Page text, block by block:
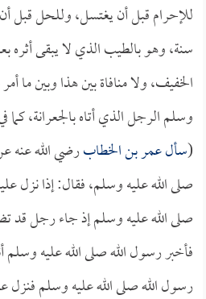
للإحرام قبل أن يغتسل، وللحل قبل
سنة، وهو بالطيب الذي لا يبقى أثره
الخفيف، ولا منافاة بين هذا وبين ما
وسلم الرجل الذي أتاه بالجعرانة،
(سألعمر بن الخطابرضي الله عنه
صلى الله عليه وسلم، فقال: إذا نزل
صلى الله عليه وسلم إذ جاء رجل قد
فأخبر رسول الله صلى الله عليه
رسول الله صلى الله عليه وسلم فنزل